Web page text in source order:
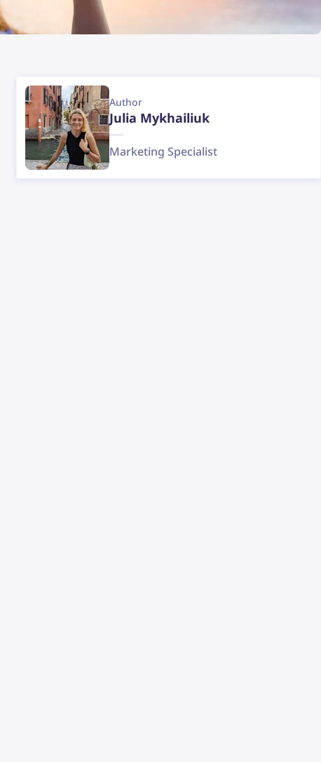
Author
Julia Mykhailiuk
Marketing Specialist